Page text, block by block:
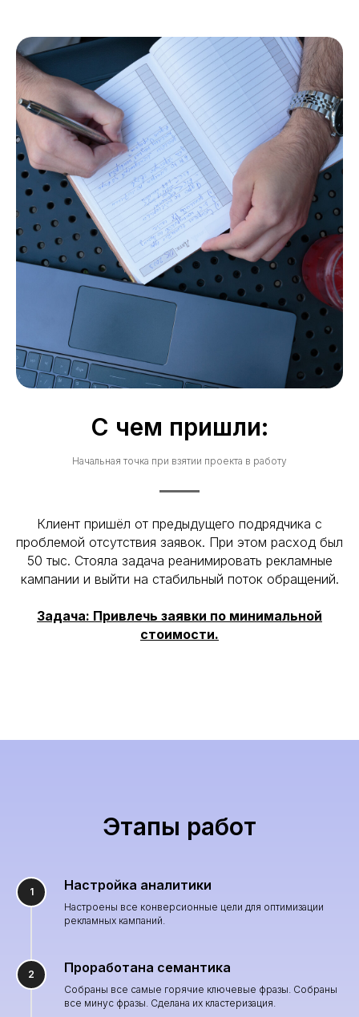
С чем пришли:
Начальная точка при взятии проекта в работу
Клиент пришёл от предыдущего подрядчика с
проблемой отсутствия заявок. При этом расход был
50 тыс. Стояла задача реанимировать рекламные
кампании и выйти на стабильный поток обращений.
Задача: Привлечь заявки по минимальной
стоимости.
Этапы работ
Настройка аналитики
Настроены все конверсионные цели для оптимизации
рекламных кампаний.
Проработана семантика
Собраны все самые горячие ключевые фразы. Собраны
все минус фразы. Сделана их кластеризация.